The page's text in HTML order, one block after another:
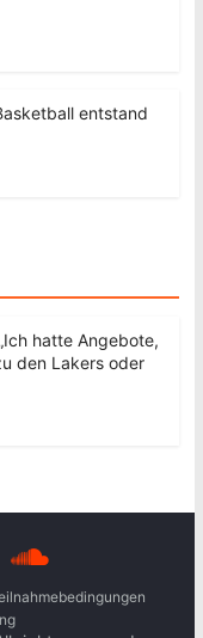
entstand
hatte Angebote,
den Lakers oder